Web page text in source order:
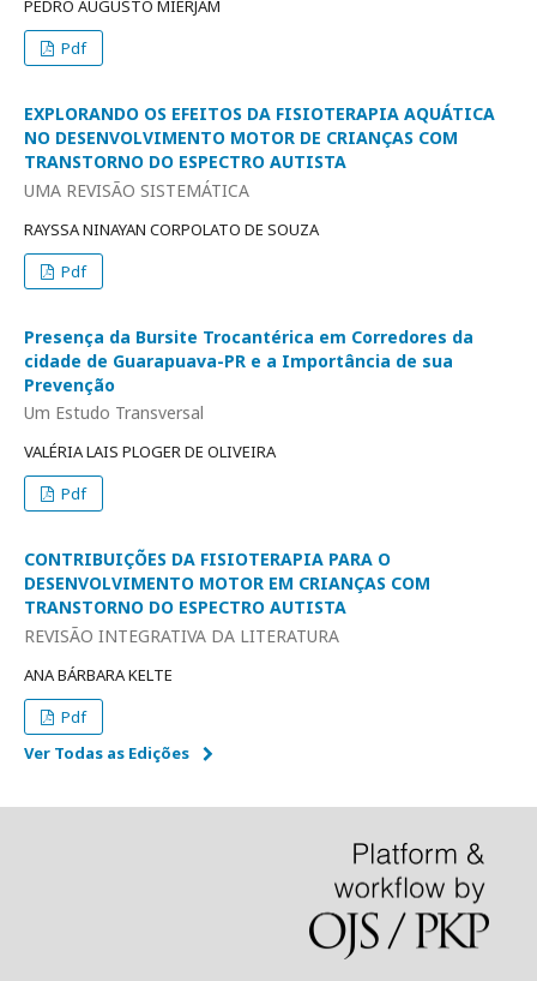
PEDRO AUGUSTO MIERJAM
Pdf
EXPLORANDO OS EFEITOS DA FISIOTERAPIA AQUÁTICA
NO DESENVOLVIMENTO MOTOR DE CRIANÇAS COM
TRANSTORNO DO ESPECTRO AUTISTA
UMA REVISÃO SISTEMÁTICA
RAYSSA NINAYAN CORPOLATO DE SOUZA
Pdf
Presença da Bursite Trocantérica em Corredores da
cidade de Guarapuava-PR e a Importância de sua
Prevenção
Um Estudo Transversal
VALÉRIA LAIS PLOGER DE OLIVEIRA
Pdf
CONTRIBUIÇÕES DA FISIOTERAPIA PARA O
DESENVOLVIMENTO MOTOR EM CRIANÇAS COM
TRANSTORNO DO ESPECTRO AUTISTA
REVISÃO INTEGRATIVA DA LITERATURA
ANA BÁRBARA KELTE
Pdf
Ver Todas as Edições